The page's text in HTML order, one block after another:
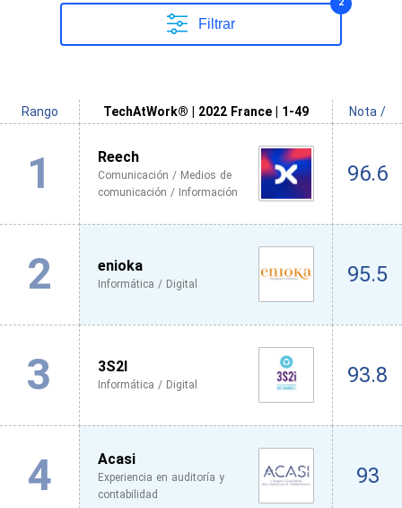
Filtrar
2
Rango TechAtWork® | 2022 France | 1-49 Nota /
1 Reech
Comunicación / Medios de
comunicación / Información
96.6
2 enioka
Informática / Digital 95.5
3 3S2I
Informática / Digital 93.8
4 Acasi
Experiencia en auditoría y
contabilidad
93